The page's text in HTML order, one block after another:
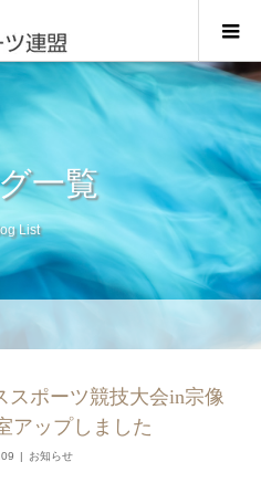
一覧
List
スポーツ競技大会in宗像
アップしました
お知らせ